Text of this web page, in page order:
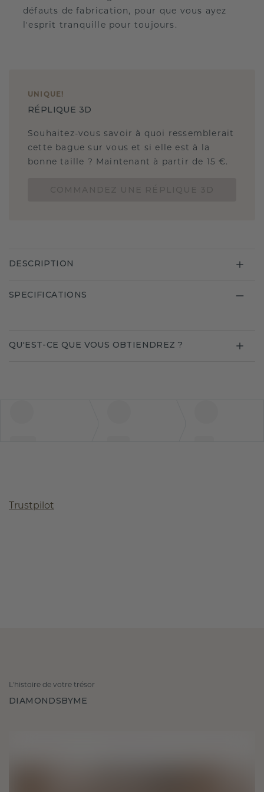
défauts de fabrication, pour que vous ayez
l'esprit tranquille pour toujours.
UNIQUE !
RÉPLIQUE 3D
Souhaitez-vous savoir à quoi ressemblerait
cette bague sur vous et si elle est à la
bonne taille ? Maintenant à partir de 15 €.
DESCRIPTION
SPECIFICATIONS
QU'EST-CE QUE VOUS OBTIENDREZ ?
Trustpilot
L'histoire de votre trésor
DIAMONDSBYME